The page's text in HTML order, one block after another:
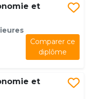
et
Comparer ce
diplôme
et